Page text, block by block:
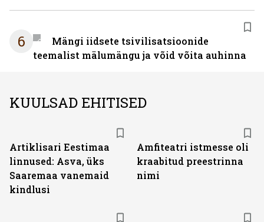
6
Mängi iidsete tsivilisatsioonide
teemalist mälumängu ja võid võita auhinna
KUULSAD EHITISED
Artiklisari Eestimaa
linnused: Asva, üks
Saaremaa vanemaid
kindlusi
Amfiteatri istmesse oli
kraabitud preestrinna
nimi